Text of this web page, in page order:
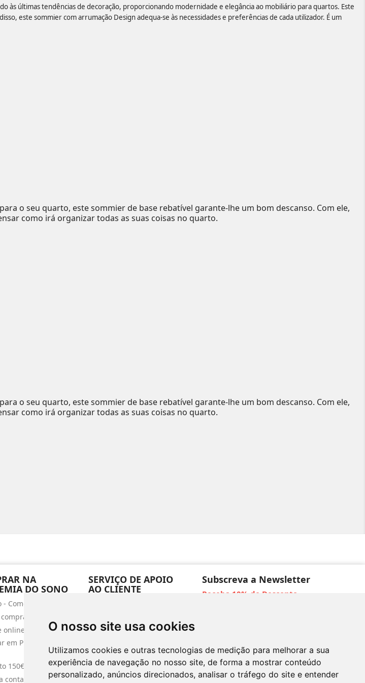
O nosso site usa cookies
Utilizamos cookies e outras tecnologias de medição para melhorar a sua
experiência de navegação no nosso site, de forma a mostrar conteúdo
personalizado, anúncios direcionados, analisar o tráfego do site e entender
às últimas tendências de decoração, proporcionando modernidade e elegância ao mobiliário para quartos. Este
este sommier com arrumação Design adequa-se às necessidades e preferências de cada utilizador. É um
o seu quarto, este sommier de base rebatível garante-lhe um bom descanso. Com ele,
como irá organizar todas as suas coisas no quarto.
o seu quarto, este sommier de base rebatível garante-lhe um bom descanso. Com ele,
como irá organizar todas as suas coisas no quarto.
NA
DO SONO
- Como escolher?
aqui?
online
em Prestações -
150€
conta
SERVIÇO DE APOIO
AO CLIENTE
Entregas ao domicílio
Livro de reclamações
Subscreva a Newsletter
Receba 10% de Desconto